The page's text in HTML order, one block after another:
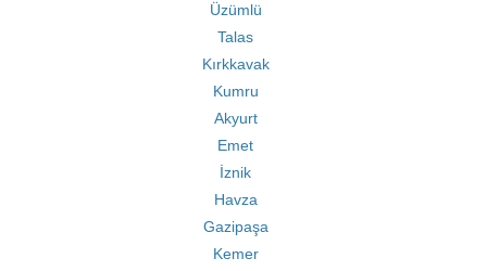
Üzümlü
Talas
Kırkkavak
Kumru
Akyurt
Emet
İznik
Havza
Gazipaşa
Kemer